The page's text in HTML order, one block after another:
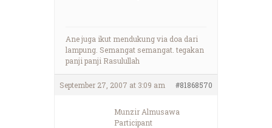
Ane juga ikut mendukung via doa dari
lampung. Semangat semangat. tegakan
panji panji Rasulullah
September 27, 2007 at 3:09 am #81868570
Munzir Almusawa
Participant